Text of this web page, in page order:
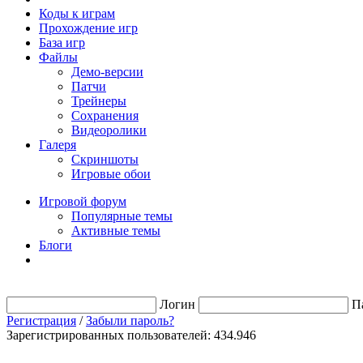
Коды к играм
Прохождение игр
База игр
Файлы
Демо-версии
Патчи
Трейнеры
Сохранения
Видеоролики
Галеря
Скриншоты
Игровые обои
Игровой форум
Популярные темы
Активные темы
Блоги
Логин
Регистрация /Забыли пароль?
Зарегистрированных пользователей: 434.946